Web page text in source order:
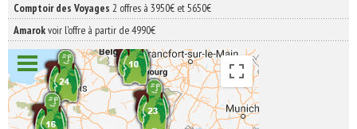
Comptoir des Voyages 2 offres à 3950€ et 5650€
Amarokvoir l'offre à partir de 4990€